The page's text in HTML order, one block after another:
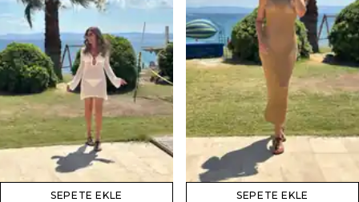
SEPETE EKLE SEPETE EKLE